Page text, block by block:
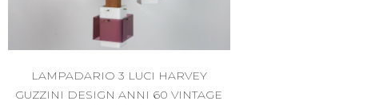
LAMPADARIO 3 LUCI HARVEY
GUZZINI DESIGN ANNI 60 VINTAGE